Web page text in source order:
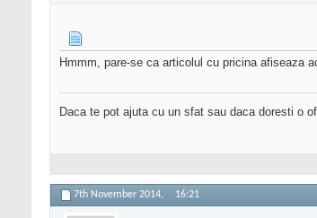
Hmmm, pare-se ca articolul cu pricina afiseaza
Daca te pot ajuta cu un sfat sau daca doresti o
7th November 2014, 16:21